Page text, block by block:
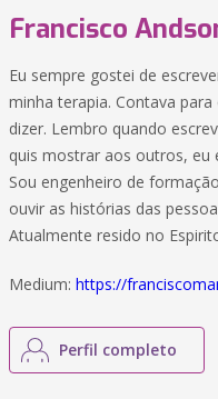
Francisco
Eu sempre gostei de
minha terapia. Contava
dizer. Lembro quando
quis mostrar aos outros, eu
Sou engenheiro de
ouvir as histórias das
Atualmente resido no
Medium: https://
Perfil completo